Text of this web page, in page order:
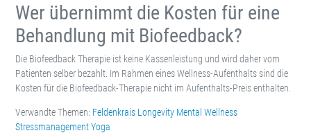
Wer übernimmt die Kosten für eine
Behandlung mit Biofeedback?
Die Biofeedback Therapie ist keine Kassenleistung und wird daher vom
Patienten selber bezahlt. Im Rahmen eines Wellness-Aufenthalts sind die
Kosten für die Biofeedback-Therapie nicht im Aufenthalts-Preis enthalten.
Verwandte Themen: Feldenkrais Longevity Mental Wellness
StressmanagementYoga